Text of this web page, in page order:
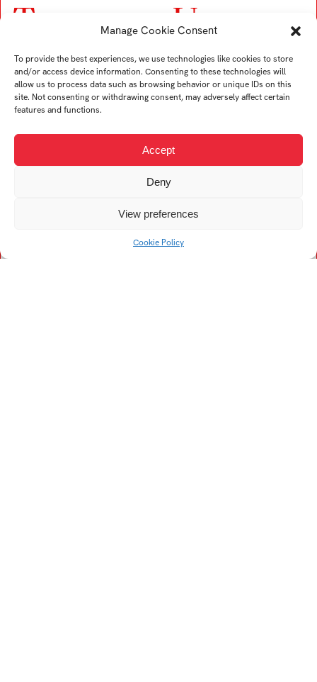
Manage Cookie Consent
To provide the best experiences, we use technologies like cookies to store
and/or access device information. Consenting to these technologies will
allow us to process data such as browsing behavior or unique IDs on this
site. Not consenting or withdrawing consent, may adversely affect certain
features and functions.
Accept
Deny
View preferences
Cookie Policy
T
Turek Karel
Tremer Ondřej
Trögler Daniel
U
Uždil Štěpán
Uhrin Tomáš
V